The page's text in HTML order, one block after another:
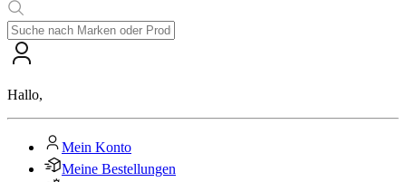
Hallo,
Mein Konto
Meine Bestellungen